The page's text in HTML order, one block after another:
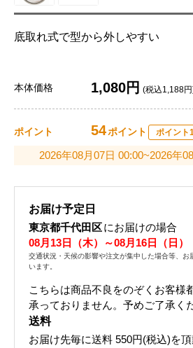
底取れ式で型から外しやすい
本体価格 1,080円 (税込1,188
ポイント 54ポイント ポイント
2026年08月07日 00:00~2026年
お届け予定日
東京都千代田区にお届けの場合
08月13日（木）～08月16日（日）
交通状況・天候の影響や注文が集中した場合等、お
います。
こちらは商品不良をのぞくお客様
承っておりません。予めご了承く
送料
お届け先毎に送料 550円(税込)を